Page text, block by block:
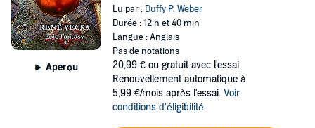
Aperçu
Lu par : Duffy P. Weber
Durée : 12 h et 40 min
Langue : Anglais
Pas de notations
20,99 € ou gratuit avec l'essai.
Renouvellement automatique à
5,99 €/mois après l'essai. Voir
conditions d'éligibilité